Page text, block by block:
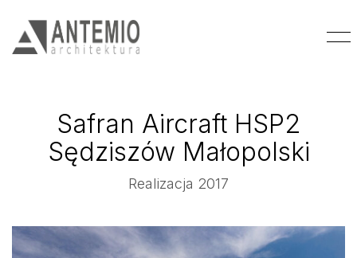
Safran Aircraft HSP2
Sędziszów Małopolski
Realizacja 2017